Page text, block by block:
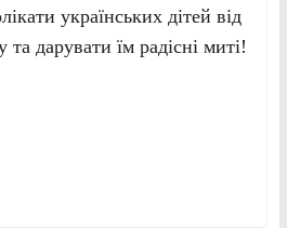
українських дітей від
дарувати їм радісні миті!